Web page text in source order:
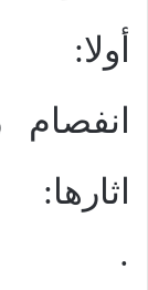
أولا:
اثارها:
·